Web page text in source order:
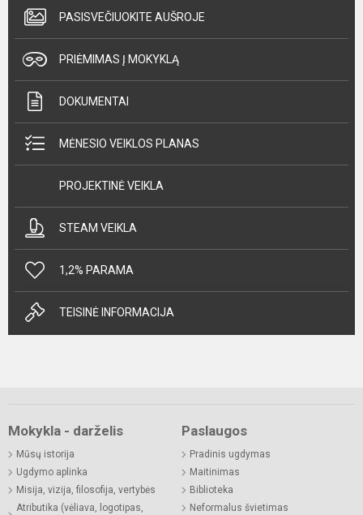
PASISVEČIUOKITE AUŠROJE
PRIĖMIMAS Į MOKYKLĄ
DOKUMENTAI
MĖNESIO VEIKLOS PLANAS
PROJEKTINĖ VEIKLA
STEAM VEIKLA
1,2% PARAMA
TEISINĖ INFORMACIJA
Mokykla - darželis
Mūsų istorija
Ugdymo aplinka
Misija, vizija, filosofija, vertybės
Atributika (vėliava, logotipas,
Paslaugos
Pradinis ugdymas
Maitinimas
Biblioteka
Neformalus švietimas